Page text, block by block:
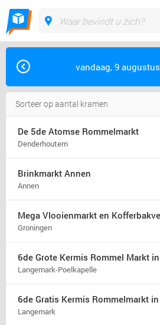
vandaag, 9 augustus
De 5de Atomse Rommelmarkt
Denderhoutem
Brinkmarkt Annen
Annen
Groningen
Langemark-Poelkapelle
Langemark